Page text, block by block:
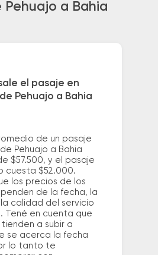
Pehuajo a Bahia
el pasaje en
Pehuajo a Bahia
de un pasaje
Pehuajo a Bahia
$57.500, y el pasaje
cuesta $52.000.
los precios de los
de la fecha, la
calidad del servicio
Tené en cuenta que
tienden a subir a
se acerca la fecha
lo tanto te